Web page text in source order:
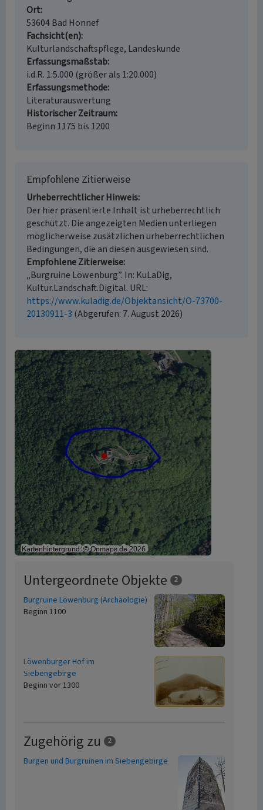
Ort
53604 Bad Honnef
Fachsicht(en)
Kulturlandschaftspflege, Landeskunde
Erfassungsmaßstab
i.d.R. 1:5.000 (größer als 1:20.000)
Erfassungsmethode
Literaturauswertung
Historischer Zeitraum
Beginn 1175 bis 1200
Empfohlene Zitierweise
Urheberrechtlicher Hinweis
Der hier präsentierte Inhalt ist urheberrechtlich
geschützt. Die angezeigten Medien unterliegen
möglicherweise zusätzlichen urheberrechtlichen
Bedingungen, die an diesen ausgewiesen sind.
Empfohlene Zitierweise
„Burgruine Löwenburg”. In: KuLaDig,
Kultur.Landschaft.Digital. URL:
https://www.kuladig.de/Objektansicht/O-73700-
20130911-3 (Abgerufen: 7. August 2026)
Untergeordnete Objekte 2
Burgruine Löwenburg (Archäologie)
Beginn 1100
Löwenburger Hof im
Siebengebirge
Beginn vor 1300
Zugehörig zu 2
Burgen und Burgruinen im Siebengebirge